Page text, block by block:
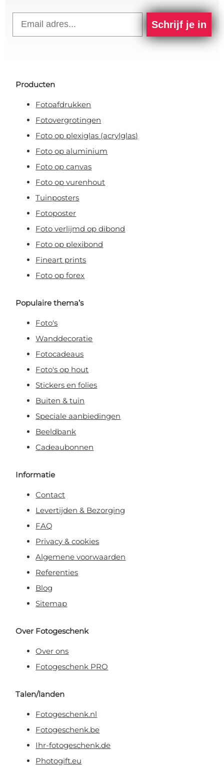
Schrijf je in
Producten
Fotoafdrukken
Fotovergrotingen
Foto op plexiglas (acrylglas)
Foto op aluminium
Foto op canvas
Foto op vurenhout
Tuinposters
Fotoposter
Foto verlijmd op dibond
Foto op plexibond
Fineart prints
Foto op forex
Populaire thema’s
Foto's
Wanddecoratie
Fotocadeaus
Foto's op hout
Stickers en folies
Buiten & tuin
Speciale aanbiedingen
Beeldbank
Cadeaubonnen
Informatie
Contact
Levertijden & Bezorging
FAQ
Privacy & cookies
Algemene voorwaarden
Referenties
Blog
Sitemap
Over Fotogeschenk
Over ons
Fotogeschenk PRO
Talen/landen
Fotogeschenk.nl
Fotogeschenk.be
Ihr-fotogeschenk.de
Photogift.eu